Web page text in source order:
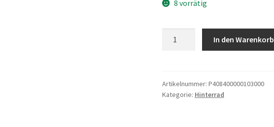
8 vorrätig
In den Warenkorb
Artikelnummer: P408400000103000
Kategorie: Hinterrad